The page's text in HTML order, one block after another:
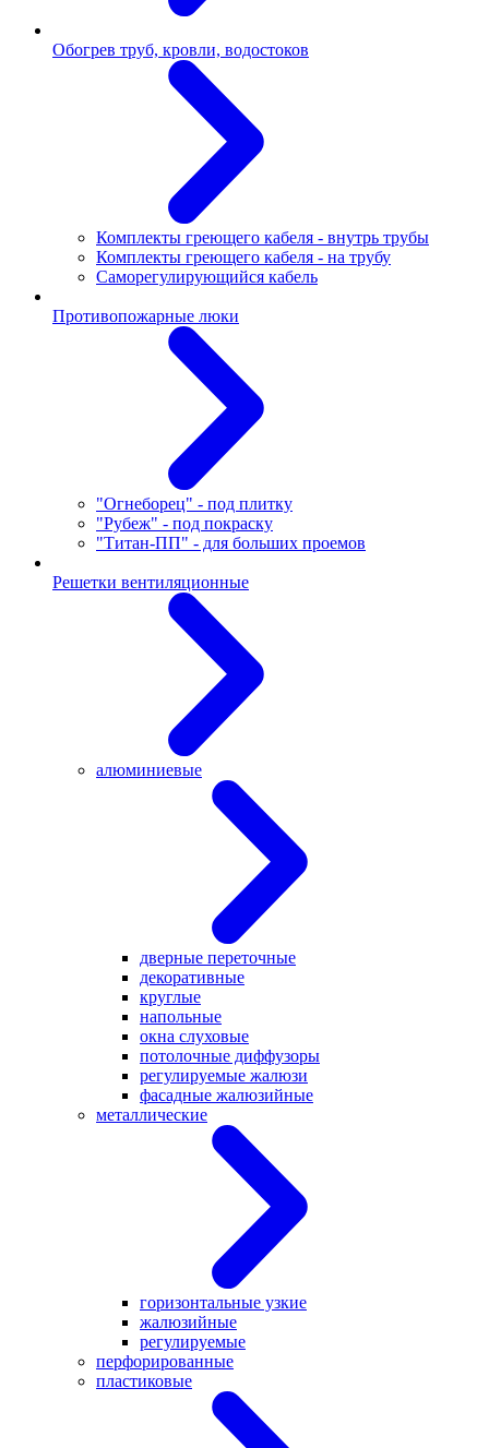
Обогрев труб, кровли, водостоков
Комплекты греющего кабеля - внутрь трубы
Комплекты греющего кабеля - на трубу
Саморегулирующийся кабель
Противопожарные люки
"Огнеборец" - под плитку
"Рубеж" - под покраску
"Титан-ПП" - для больших проемов
Решетки вентиляционные
алюминиевые
дверные переточные
декоративные
круглые
напольные
окна слуховые
потолочные диффузоры
регулируемые жалюзи
фасадные жалюзийные
металлические
горизонтальные узкие
жалюзийные
регулируемые
перфорированные
пластиковые